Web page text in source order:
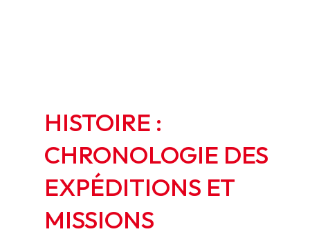
HISTOIRE :
CHRONOLOGIE DES
EXPÉDITIONS ET
MISSIONS